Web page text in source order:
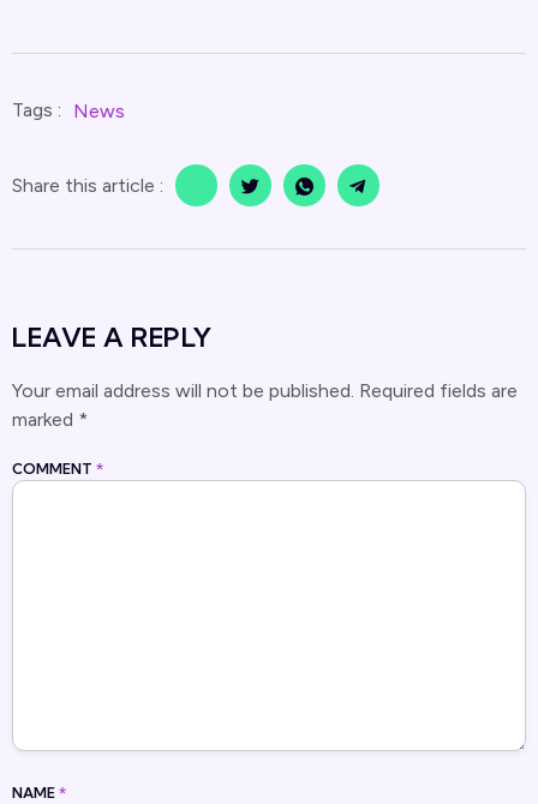
Tags : News
Share this article :
LEAVE A REPLY
Your email address will not be published. Required fields are
marked *
COMMENT *
NAME *